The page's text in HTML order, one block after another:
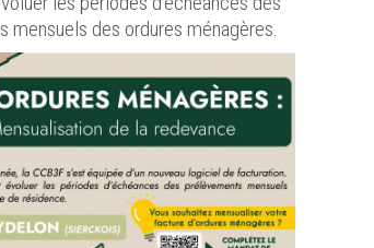
mensuels des ordures ménagères.